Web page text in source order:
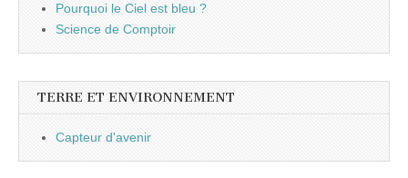
Pourquoi le Ciel est bleu ?
Science de Comptoir
TERRE ET ENVIRONNEMENT
Capteur d'avenir